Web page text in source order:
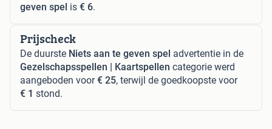
geven spel is € 6.
Prijscheck
De duurste Niets aan te geven spel advertentie in de
Gezelschapsspellen | Kaartspellen categorie werd
aangeboden voor€ 25, terwijl de goedkoopste voor
€ 1 stond.